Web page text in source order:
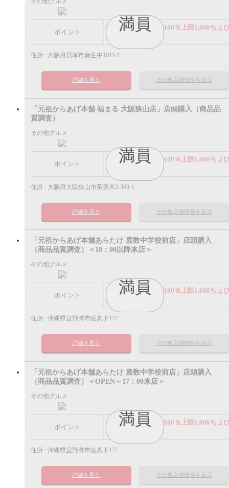
満員
ポイント
謝礼： 飲食代金の100％上限1,000ちょ
住所 : 大阪府貝塚市麻生中1015-1
詳細を見る その他店舗情報を表示
満員
「元祖からあげ本舗 福まる 大阪狭山店」店頭購入（商品品
質調査）
その他グルメ
ポイント
謝礼： 飲食代金の100％上限1,000ちょ
住所 : 大阪府大阪狭山市茱萸木2-369-1
詳細を見る その他店舗情報を表示
満員
「元祖からあげ本舗あらたけ 嘉数中学校前店」店頭購入
（商品品質調査）＜18：00以降来店＞
その他グルメ
ポイント
謝礼： 飲食代金の100％上限1,000ちょ
住所 : 沖縄県宜野湾市佐真下177
詳細を見る その他店舗情報を表示
満員
「元祖からあげ本舗あらたけ 嘉数中学校前店」店頭購入
（商品品質調査）＜OPEN～17：00来店＞
その他グルメ
ポイント
謝礼： 飲食代金の100％上限1,000ちょ
住所 : 沖縄県宜野湾市佐真下177
詳細を見る その他店舗情報を表示